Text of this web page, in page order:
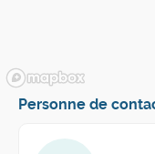
Personne de